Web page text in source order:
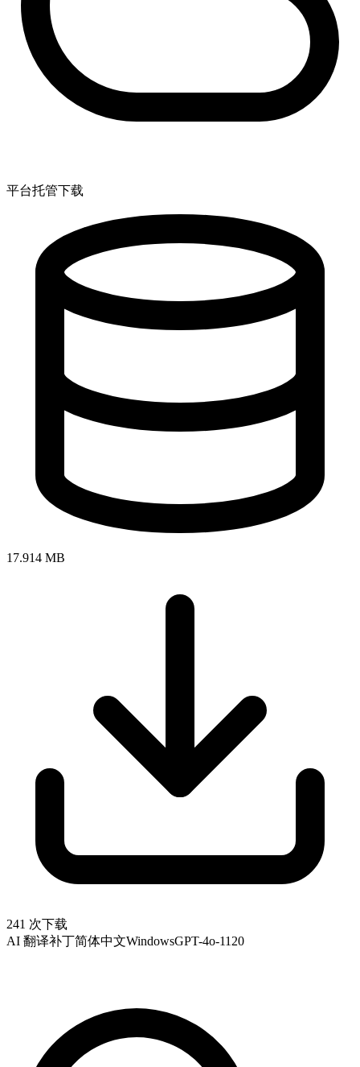
平台托管下载
17.914 MB
241 次下载
AI 翻译补丁简体中文WindowsGPT-4o-1120